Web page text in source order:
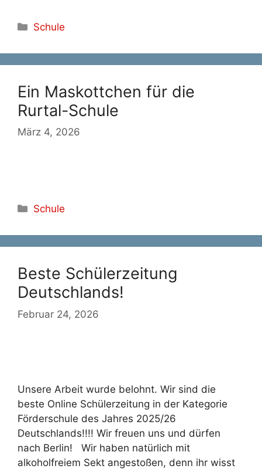
Kategorien
Schule
Ein Maskottchen für die
Rurtal-Schule
März 4, 2026
Kategorien
Schule
Beste Schülerzeitung
Deutschlands!
Februar 24, 2026
Unsere Arbeit wurde belohnt. Wir sind die
beste Online Schülerzeitung in der Kategorie
Förderschule des Jahres 2025/26
Deutschlands!!!! Wir freuen uns und dürfen
nach Berlin! Wir haben natürlich mit
alkoholfreiem Sekt angestoßen, denn ihr wisst